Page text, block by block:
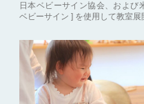
日本ベビーサイン協会、および
ベビーサイン ] を使用して教室展